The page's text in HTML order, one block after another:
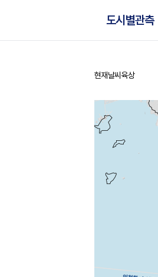
도시별관측
홈
현재날씨 육상